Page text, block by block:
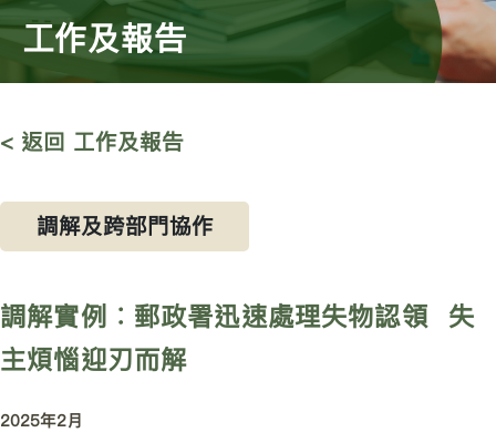
工作及報告
< 返回 工作及報告
調解及跨部門協作
調解實例︰郵政署迅速處理失物認領 失
主煩惱迎刃而解
2025年2月